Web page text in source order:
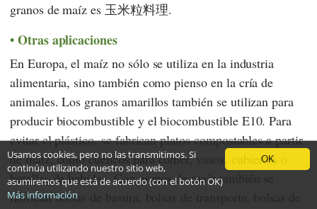
granos de maíz es 玉米粒料理.
Otras aplicaciones
En Europa, el maíz no sólo se utiliza en la industria
alimentaria, sino también como pienso en la cría de
animales. Los granos amarillos también se utilizan para
producir biocombustible y el biocombustible E10. Para
evitar el plástico, se fabrican platos compostables a partir
de maíz, como cuencos para comer, vasos, cubiertos o
botellas de bebidas. Con granos de maíz también se
fabrican bolsas de basura, bolsas de transporte, bolsas de
OK
Usamos cookies, pero no las transmitimos. Si
continúa utilizando nuestro sitio web,
asumiremos que está de acuerdo (con el botón OK)
Más información